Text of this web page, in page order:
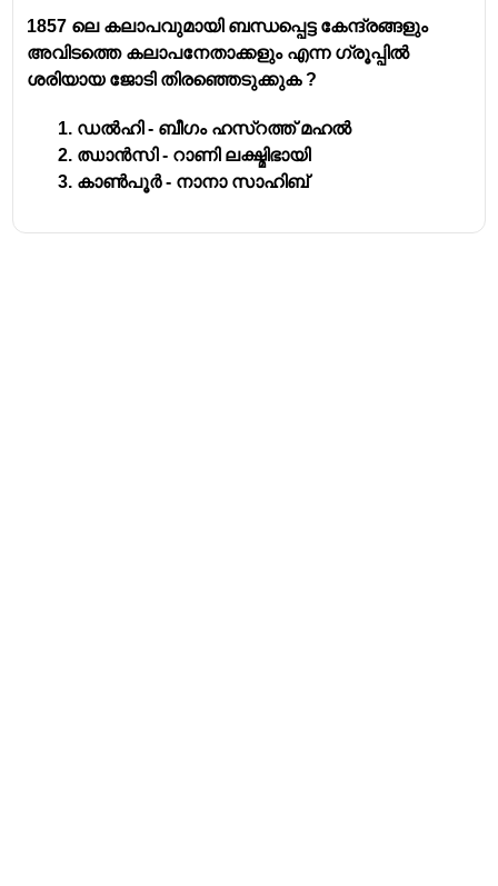
1857 ലെ കലാപവുമായി ബന്ധപ്പെട്ട കേന്ദ്രങ്ങളും
അവിടത്തെ കലാപനേതാക്കളും എന്ന ഗ്രൂപ്പിൽ
ശരിയായ ജോടി തിരഞ്ഞെടുക്കുക ?
ഡൽഹി - ബീഗം ഹസ്റത്ത് മഹൽ
ഝാൻസി - റാണി ലക്ഷ്മിഭായി
കാൺപൂർ - നാനാ സാഹിബ്